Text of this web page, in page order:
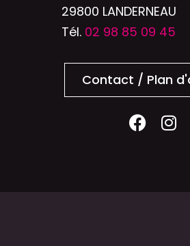
29800 LANDERNEAU
Tél. 02 98 85 09 45
Contact / Plan